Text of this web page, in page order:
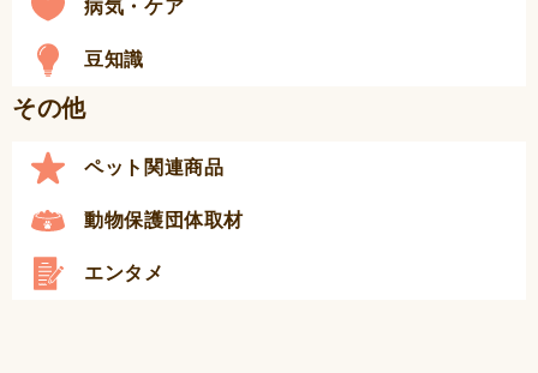
病気・ケア
豆知識
その他
ペット関連商品
動物保護団体取材
エンタメ